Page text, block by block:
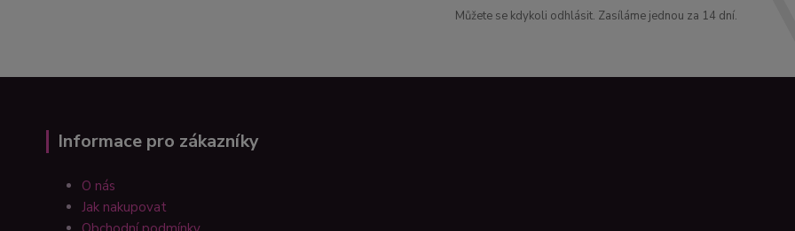
Můžete se kdykoli odhlásit. Zasíláme jednou za 14 dní.
Informace pro zákazníky
O nás
Jak nakupovat